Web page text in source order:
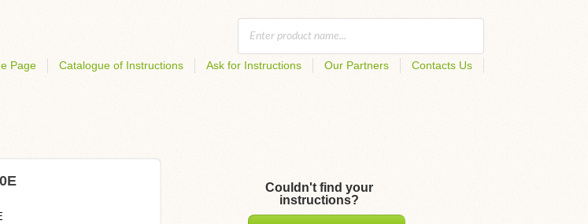
Page Catalogue of Instructions Ask for Instructions Our Partners Contacts Us
Couldn't find your
instructions?